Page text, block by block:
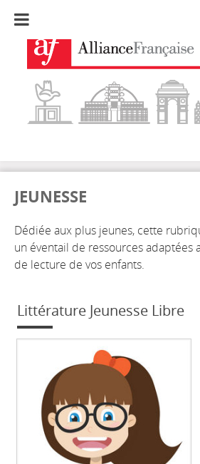
JEUNESSE
Dédiée aux plus jeunes, cette
un éventail de ressources adaptées
de lecture de vos enfants.
Littérature Jeunesse Libre